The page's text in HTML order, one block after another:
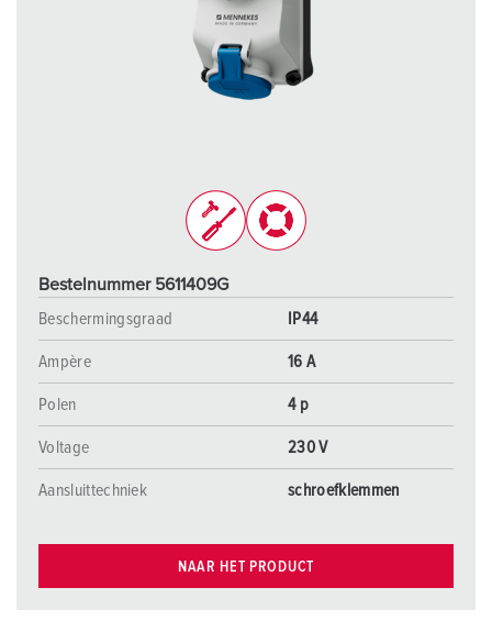
Bestelnummer 5611409G
Beschermingsgraad
IP44
Ampère 16 A
Polen 4 p
Voltage 230 V
Aansluittechniek schroefklemmen
NAAR HET PRODUCT